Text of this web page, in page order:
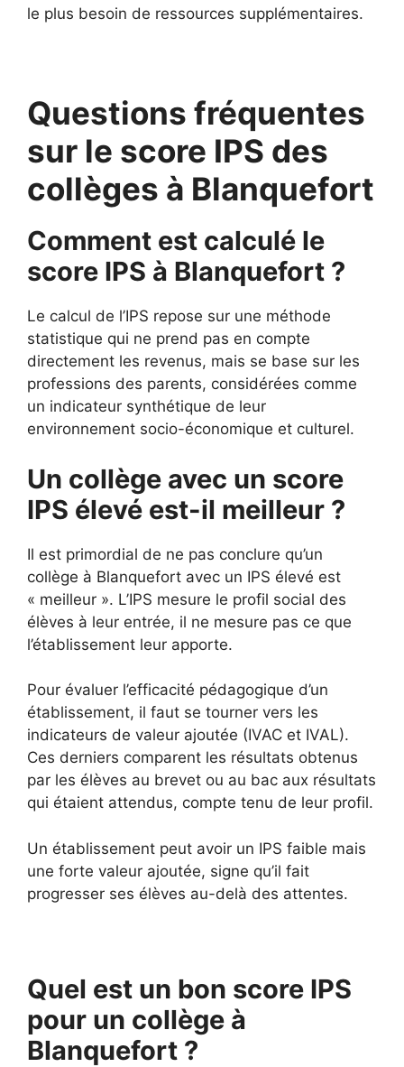
le plus besoin de ressources supplémentaires.
Questions fréquentes
sur le score IPS des
collèges à Blanquefort
Comment est calculé le
score IPS à Blanquefort ?
Le calcul de l’IPS repose sur une méthode
statistique qui ne prend pas en compte
directement les revenus, mais se base sur les
professions des parents, considérées comme
un indicateur synthétique de leur
environnement socio-économique et culturel.
Un collège avec un score
IPS élevé est-il meilleur ?
Il est primordial de ne pas conclure qu’un
collège à Blanquefort avec un IPS élevé est
« meilleur ». L’IPS mesure le profil social des
élèves à leur entrée, il ne mesure pas ce que
l’établissement leur apporte.
Pour évaluer l’efficacité pédagogique d’un
établissement, il faut se tourner vers les
indicateurs de valeur ajoutée (IVAC et IVAL).
Ces derniers comparent les résultats obtenus
par les élèves au brevet ou au bac aux résultats
qui étaient attendus, compte tenu de leur profil.
Un établissement peut avoir un IPS faible mais
une forte valeur ajoutée, signe qu’il fait
progresser ses élèves au-delà des attentes.
Quel est un bon score IPS
pour un collège à
Blanquefort ?